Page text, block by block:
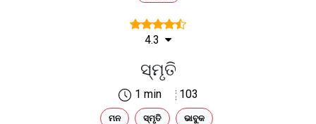
4.3
ସ୍ମୃତି
1 min 103
ମନ ସ୍ମୃତି ଭାବୁକ